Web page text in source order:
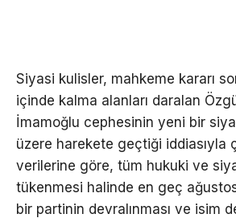
Siyasi kulisler, mahkeme kararı
içinde kalma alanları daralan
İmamoğlu cephesinin yeni bir
üzere harekete geçtiği iddiasıyla
verilerine göre, tüm hukuki ve
tükenmesi halinde en geç
bir partinin devralınması ve isim